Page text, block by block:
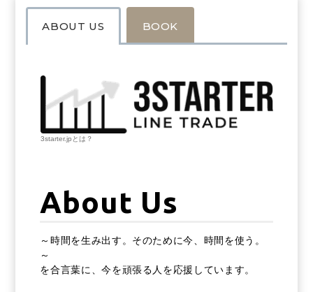
ABOUT US BOOK
3starter.jpとは？
About Us
～時間を生み出す。そのために今、時間を使う。
～
を合言葉に、今を頑張る人を応援しています。